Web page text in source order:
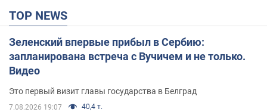
TOP NEWS
Зеленский впервые прибыл в Сербию:
запланирована встреча с Вучичем и не только.
Видео
Это первый визит главы государства в Белград
7.08.2026 19:07 40,4 т.